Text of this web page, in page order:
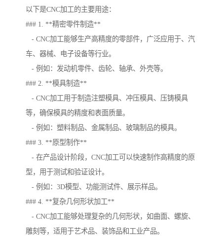
以下是CNC加工的主要用途：
### 1. **精密零件制造**
- CNC加工能够生产高精度的零部件，广泛应用于、汽
车、器械、电子设备等行业。
- 例如：发动机零件、齿轮、轴承、外壳等。
### 2. **模具制造**
- CNC加工用于制造注塑模具、冲压模具、压铸模具
等，确保模具的精度和表面质量。
- 例如：塑料制品、金属制品、玻璃制品的模具。
### 3. **原型制作**
- 在产品设计阶段，CNC加工可以快速制作高精度的原
型，用于测试和验证设计。
- 例如：3D模型、功能测试件、展示样品。
### 4. **复杂几何形状加工**
- CNC加工能够处理复杂的几何形状，如曲面、螺旋、
雕刻等，适用于艺术品、装饰品和工业产品。